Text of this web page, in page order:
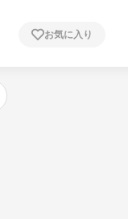
お気に入り